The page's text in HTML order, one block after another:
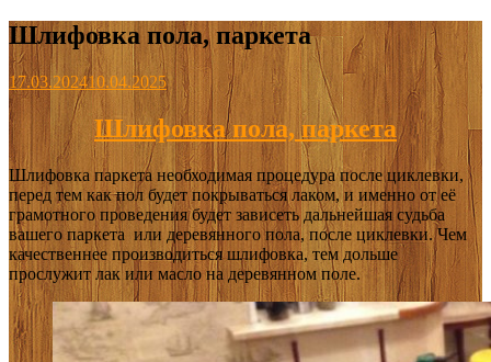
Шлифовка пола, паркета
17.03.202410.04.2025
Шлифовка пола, паркета
Шлифовка паркета необходимая процедура после циклевки,
перед тем как пол будет покрываться лаком, и именно от её
грамотного проведения будет зависеть дальнейшая судьба
вашего паркета или деревянного пола, после циклевки. Чем
качественнее производиться шлифовка, тем дольше
прослужит лак или масло на деревянном поле.